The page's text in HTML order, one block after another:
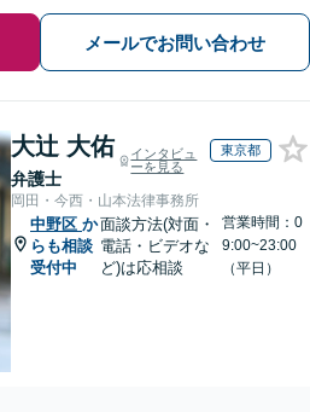
メールでお問い合わせ
大辻 大佑
弁護士
インタビュ
ーを見る
東京都
岡田・今西・山本法律事務所
中野区 か
らも相談
受付中
面談方法(対面・
電話・ビデオな
ど)は応相談
営業時間：0
9:00~23:00
（平日）